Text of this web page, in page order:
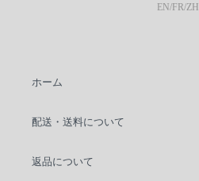
EN/FR/ZH
ホーム
配送・送料について
返品について